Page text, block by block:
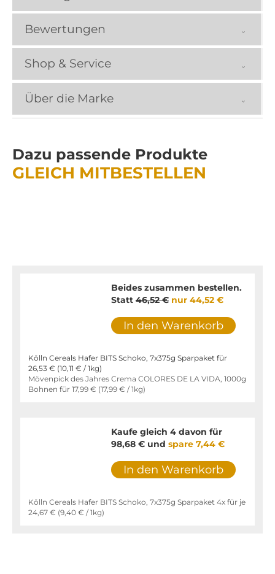
Bewertungen
Shop & Service
Über die Marke
Dazu passende Produkte
GLEICH MITBESTELLEN
Beides zusammen bestellen.
Statt46,52 € nur 44,52 €
In den Warenkorb
Kölln Cereals Hafer BITS Schoko, 7x375g Sparpaket für
26,53 € (10,11 € / 1kg)
Mövenpick des Jahres Crema COLORES DE LA VIDA, 1000g
Bohnen für 17,99 € (17,99 € / 1kg)
Kaufe gleich 4 davon für
98,68 €und spare 7,44 €
In den Warenkorb
Kölln Cereals Hafer BITS Schoko, 7x375g Sparpaket 4x für je
24,67 € (9,40 € / 1kg)